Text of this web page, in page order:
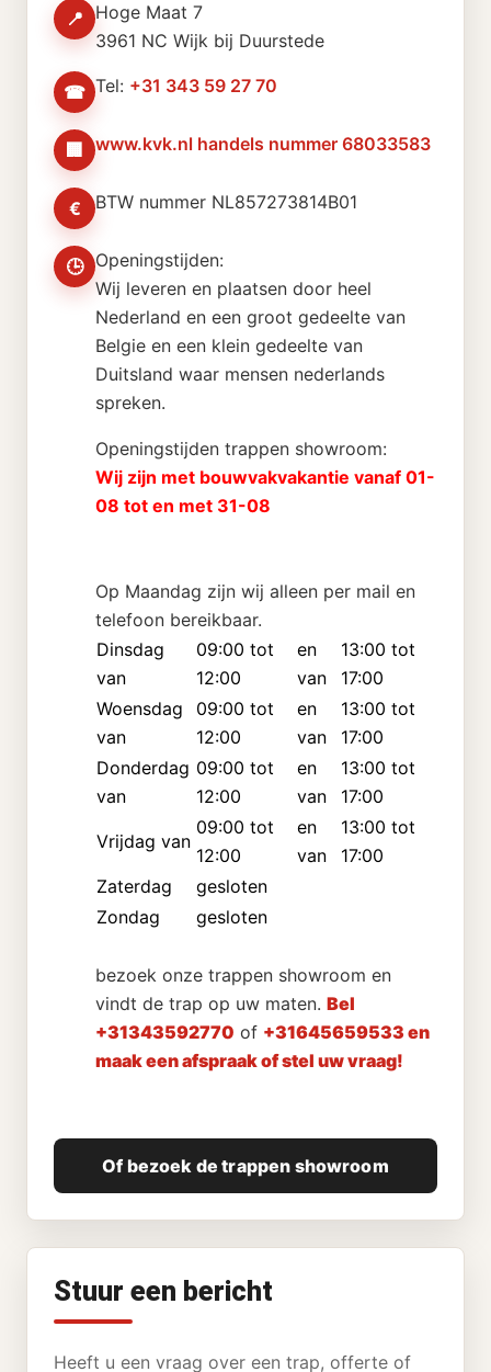
📍
Hoge Maat 7
3961 NC Wijk bij Duurstede
☎ Tel: +31 343 59 27 70
🏢 www.kvk.nl handels nummer 68033583
€ BTW nummer NL857273814B01
🕒 Openingstijden:
Wij leveren en plaatsen door heel
Nederland en een groot gedeelte van
Belgie en een klein gedeelte van
Duitsland waar mensen nederlands
spreken.
Openingstijden trappen showroom:
Wij zijn met bouwvakvakantie vanaf 01-
08 tot en met 31-08
Op Maandag zijn wij alleen per mail en
telefoon bereikbaar.
Dinsdag
van
09:00 tot
12:00
en
van
13:00 tot
17:00
Woensdag
van
09:00 tot
12:00
en
van
13:00 tot
17:00
Donderdag
van
09:00 tot
12:00
en
van
13:00 tot
17:00
Vrijdag van
09:00 tot
12:00
en
van
13:00 tot
17:00
Zaterdag
gesloten
Zondag
gesloten
bezoek onze trappen showroom en
vindt de trap op uw maten. Bel
+31343592770 of +31645659533 en
maak een afspraak of stel uw vraag!
Of bezoek de trappen showroom
Stuur een bericht
Heeft u een vraag over een trap, offerte of